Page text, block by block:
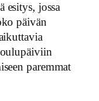
esitys, jossa
päivän
paremmat